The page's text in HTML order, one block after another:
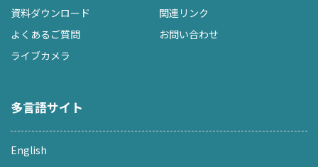
資料ダウンロード
関連リンク
よくあるご質問
お問い合わせ
ライブカメラ
多言語サイト
English